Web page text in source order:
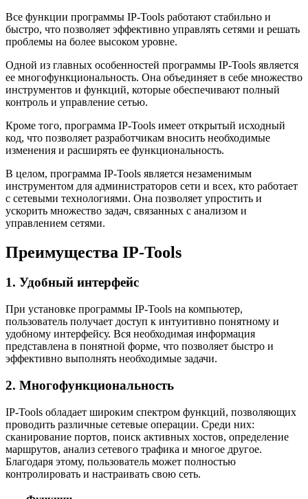
Все функции программы IP-Tools работают стабильно и
быстро, что позволяет эффективно управлять сетями и решать
проблемы на более высоком уровне.
Одной из главных особенностей программы IP-Tools является
ее многофункциональность. Она объединяет в себе множество
инструментов и функций, которые обеспечивают полный
контроль и управление сетью.
Кроме того, программа IP-Tools имеет открытый исходный
код, что позволяет разработчикам вносить необходимые
изменения и расширять ее функциональность.
В целом, программа IP-Tools является незаменимым
инструментом для администраторов сети и всех, кто работает
с сетевыми технологиями. Она позволяет упростить и
ускорить множество задач, связанных с анализом и
управлением сетями.
Преимущества IP-Tools
1. Удобный интерфейс
При установке программы IP-Tools на компьютер,
пользователь получает доступ к интуитивно понятному и
удобному интерфейсу. Вся необходимая информация
представлена в понятной форме, что позволяет быстро и
эффективно выполнять необходимые задачи.
2. Многофункциональность
IP-Tools обладает широким спектром функций, позволяющих
проводить различные сетевые операции. Среди них:
сканирование портов, поиск активных хостов, определение
маршрутов, анализ сетевого трафика и многое другое.
Благодаря этому, пользователь может полностью
контролировать и настраивать свою сеть.